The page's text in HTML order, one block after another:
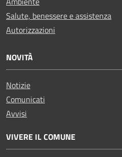
Salute, benessere e assistenza
Autorizzazioni
NOVITÀ
Notizie
Comunicati
Avvisi
VIVERE IL COMUNE